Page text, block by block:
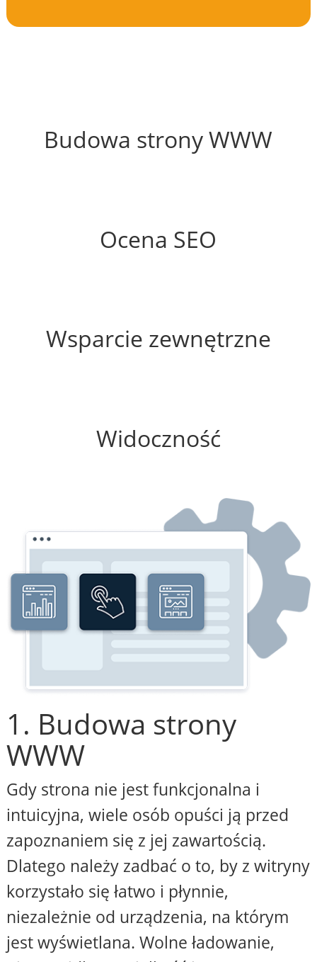
Budowa strony WWW
Ocena SEO
Wsparcie zewnętrzne
Widoczność
1. Budowa strony
WWW
Gdy strona nie jest funkcjonalna i
intuicyjna, wiele osób opuści ją przed
zapoznaniem się z jej zawartością.
Dlatego należy zadbać o to, by z witryny
korzystało się łatwo i płynnie,
niezależnie od urządzenia, na którym
jest wyświetlana. Wolne ładowanie,